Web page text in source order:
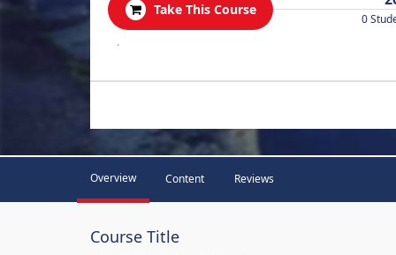
Take This Course
0
.
Overview Content Reviews
Course Title